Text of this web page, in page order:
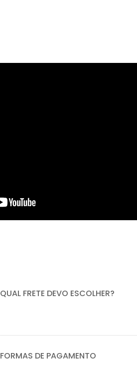
QUAL FRETE DEVO ESCOLHER?
FORMAS DE PAGAMENTO